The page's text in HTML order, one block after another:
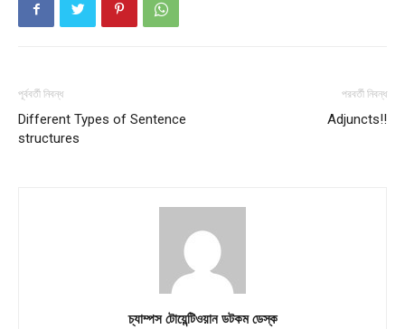
পূর্ববর্তী নিবন্ধ
Different Types of Sentence
structures
পরবর্তী নিবন্ধ
Adjuncts!!
চ্যাম্পস টোয়েন্টিওয়ান ডটকম ডেস্ক